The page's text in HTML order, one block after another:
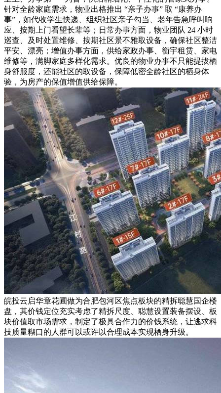
针对全龄家庭需求，物业出格推出 “亲子办事” 取 “康养办
事”，如代收学生快递、组织社区亲子勾当、老年告急呼叫响
应、按期上门看望长辈等；日常办事方面，物业团队 24 小时
巡查、及时处置维修、按期社区景不雅取设备，确保社区整洁
平安、漂亮；增值办事方面，供给家政办事、衡宇租赁、家电
维修等，满脚家庭多样化需求。优良的物业办事不只能提拔栖
身舒服度，还能社区的取设备，保障低密全龄社区的栖身体
验，为房产的保值增值供给保障。
皖投云启华章花圃做为合肥包河区焦点板块的精拆聪慧国企楼
盘，其价钱定位充实考虑了精拆尺度、聪慧设置装备摆设、板
块价值取市场需求，制定了极具合作力的价钱系统，让逃求科
技质量糊口的人群可以或许以合理成本实现栖身升级。